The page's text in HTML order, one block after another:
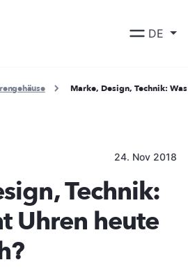
DE
Marke, Design, Technik:
24. Nov 2018
Technik:
Uhren heute